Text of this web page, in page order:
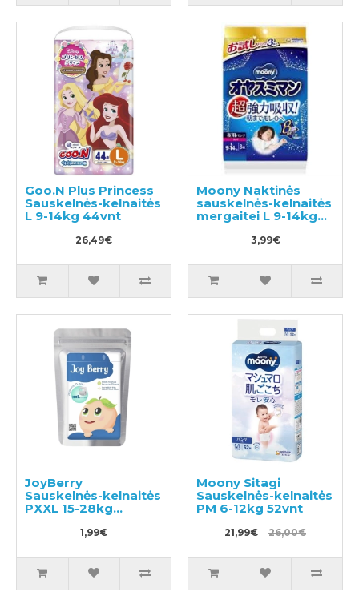
Goo.N Plus Princess
Sauskelnės-kelnaitės
L 9-14kg 44vnt
26,49€
Moony Naktinės
sauskelnės-kelnaitės
mergaitei L 9-14kg
3,99€
JoyBerry
Sauskelnės-kelnaitės
PXXL 15-28kg
1,99€
Moony Sitagi
Sauskelnės-kelnaitės
PM 6-12kg 52vnt
21,99€ 26,00€